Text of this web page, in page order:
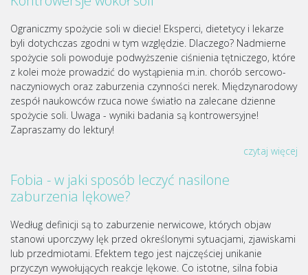
Ograniczmy spożycie soli w diecie! Eksperci, dietetycy i lekarze
byli dotychczas zgodni w tym względzie. Dlaczego? Nadmierne
spożycie soli powoduje podwyższenie ciśnienia tętniczego, które
z kolei może prowadzić do wystąpienia m.in. chorób sercowo-
naczyniowych oraz zaburzenia czynności nerek. Międzynarodowy
zespół naukowców rzuca nowe światło na zalecane dzienne
spożycie soli. Uwaga - wyniki badania są kontrowersyjne!
Zapraszamy do lektury!
czytaj więcej
Fobia - w jaki sposób leczyć nasilone
zaburzenia lękowe?
Według definicji są to zaburzenie nerwicowe, których objaw
stanowi uporczywy lęk przed określonymi sytuacjami, zjawiskami
lub przedmiotami. Efektem tego jest najczęściej unikanie
przyczyn wywołujących reakcje lękowe. Co istotne, silna fobia